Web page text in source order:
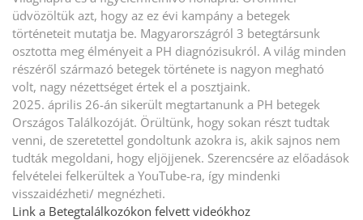
üdvözöltük azt, hogy az ez évi kampány a betegek
történeteit mutatja be. Magyarországról 3 betegtársunk
osztotta meg élményeit a PH diagnózisukról. A világ minden
részéről származó betegek története is nagyon megható
volt, nagy nézettséget értek el a posztjaink.
2025. április 26-án sikerült megtartanunk a PH betegek
Országos Találkozóját. Örültünk, hogy sokan részt tudtak
venni, de szeretettel gondoltunk azokra is, akik sajnos nem
tudták megoldani, hogy eljöjjenek. Szerencsére az előadások
felvételei felkerültek a YouTube-ra, így mindenki
visszaidézheti/ megnézheti.
Link a Betegtalálkozókon felvett videókhoz